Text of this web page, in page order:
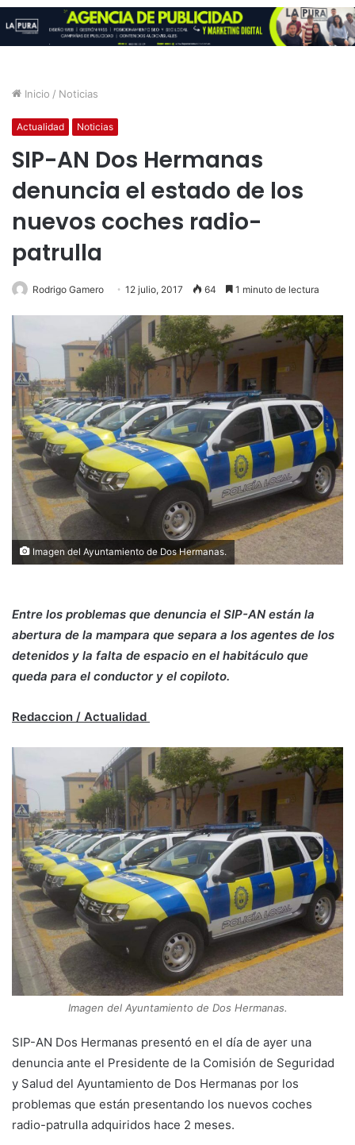
Inicio / Noticias
Actualidad Noticias
SIP-AN Dos Hermanas
denuncia el estado de los
nuevos coches radio-
patrulla
Rodrigo Gamero 12 julio, 2017 64 1 minuto de lectura
Imagen del Ayuntamiento de Dos Hermanas.
Entre los problemas que denuncia el SIP-AN están la
abertura de la mampara que separa a los agentes de los
detenidos y la falta de espacio en el habitáculo que
queda para el conductor y el copiloto.
Redaccion / Actualidad
Imagen del Ayuntamiento de Dos Hermanas.
SIP-AN Dos Hermanas presentó en el día de ayer una
denuncia ante el Presidente de la Comisión de Seguridad
y Salud del Ayuntamiento de Dos Hermanas por los
problemas que están presentando los nuevos coches
radio-patrulla adquiridos hace 2 meses.